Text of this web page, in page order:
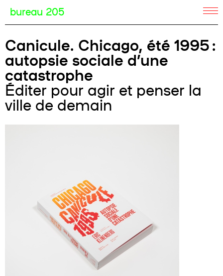
bureau 205
Canicule. Chicago, été 1995 :
autopsie sociale d’une
catastrophe
Éditer pour agir et penser la
ville de demain